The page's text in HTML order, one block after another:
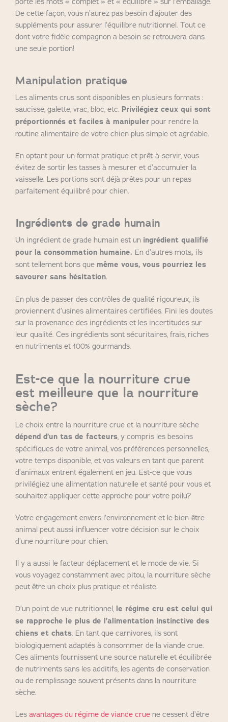
De cette façon, vous n’aurez pas besoin d’ajouter des
suppléments pour assurer l’équilibre nutritionnel. Tout ce
dont votre fidèle compagnon a besoin se retrouvera dans
une seule portion!
Manipulation pratique
Les aliments crus sont disponibles en plusieurs formats :
saucisse, galette, vrac, bloc, etc. Privilégiez ceux qui sont
préportionnés et faciles à manipuler pour rendre la
routine alimentaire de votre chien plus simple et agréable.
En optant pour un format pratique et prêt-à-servir, vous
évitez de sortir les tasses à mesurer et d’accumuler la
vaisselle. Les portions sont déjà prêtes pour un repas
parfaitement équilibré pour chien.
Ingrédients de grade humain
Un ingrédient de grade humain est un ingrédient qualifié
pour la consommation humaine. En d’autres mots, ils
sont tellement bons que même vous, vous pourriez les
savourer sans hésitation.
En plus de passer des contrôles de qualité rigoureux, ils
proviennent d’usines alimentaires certifiées. Fini les doutes
sur la provenance des ingrédients et les incertitudes sur
leur qualité. Ces ingrédients sont sécuritaires, frais, riches
en nutriments et 100% gourmands.
Est-ce que la nourriture crue
est meilleure que la nourriture
sèche?
Le choix entre la nourriture crue et la nourriture sèche
dépend d’un tas de facteurs, y compris les besoins
spécifiques de votre animal, vos préférences personnelles,
votre temps disponible, et vos valeurs en tant que parent
d’animaux entrent également en jeu. Est-ce que vous
privilégiez une alimentation naturelle et santé pour vous et
souhaitez appliquer cette approche pour votre poilu?
Votre engagement envers l’environnement et le bien-être
animal peut aussi influencer votre décision sur le choix
d’une nourriture pour chien.
Il y a aussi le facteur déplacement et le mode de vie. Si
vous voyagez constamment avec pitou, la nourriture sèche
peut être un choix plus pratique et réaliste.
D’un point de vue nutritionnel, le régime cru est celui qui
se rapproche le plus de l’alimentation instinctive des
chiens et chats. En tant que carnivores, ils sont
biologiquement adaptés à consommer de la viande crue.
Ces aliments fournissent une source naturelle et équilibrée
de nutriments sans les additifs, les agents de conservation
ou de remplissage souvent présents dans la nourriture
sèche.
Les avantages du régime de viande crue ne cessent d’être